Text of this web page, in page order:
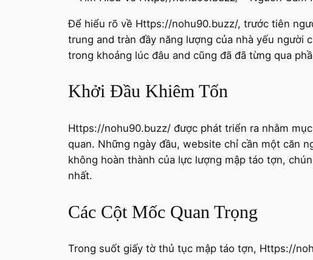
Để hiểu rõ về Https://nohu90.buzz/, trước tiên
trung and tràn đầy năng lượng của nhà yếu người
trong khoảng lúc đâu and cũng đã đã từng qua
Khởi Đầu Khiêm Tốn
Https://nohu90.buzz/ được phát triển ra nhằm
quan. Những ngày đầu, website chỉ cần một căn
không hoàn thành của lực lượng mập táo tợn,
nhất.
Các Cột Mốc Quan Trọng
Trong suốt giấy tờ thủ tục mập táo tợn, Https://